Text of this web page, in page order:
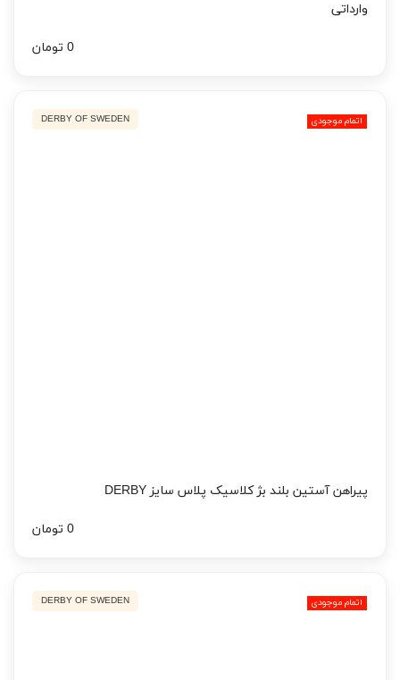
وارداتی
0 تومان
اتمام موجودی
پیراهن آستین بلند بژ کلاسیک پلاس سایز DERBY
DERBY OF SWEDEN
0 تومان
اتمام موجودی DERBY OF SWEDEN